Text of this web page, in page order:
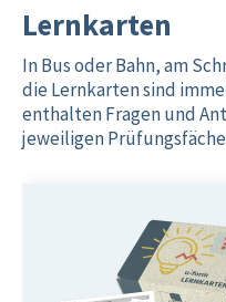
Lernkarten
In Bus oder Bahn, am
die Lernkarten sind
enthalten Fragen und
jeweiligen